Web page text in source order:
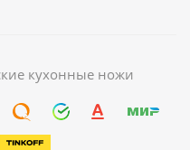
кухонные ножи